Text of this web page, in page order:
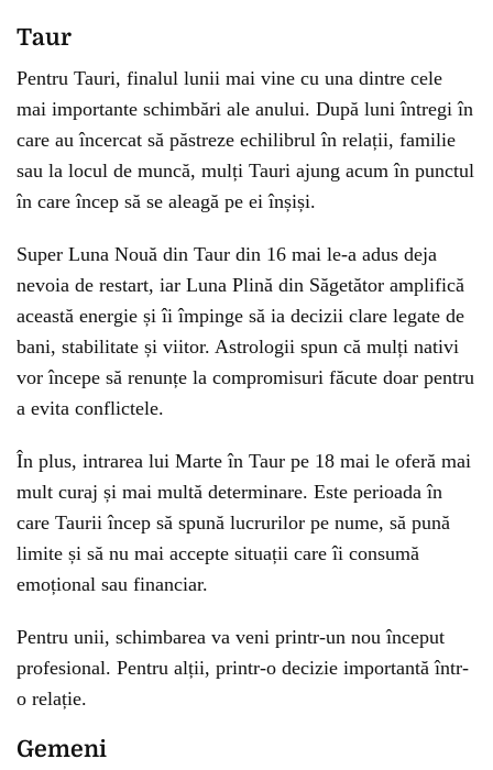
Taur
Pentru Tauri, finalul lunii mai vine cu una dintre cele
mai importante schimbări ale anului. După luni întregi în
care au încercat să păstreze echilibrul în relații, familie
sau la locul de muncă, mulți Tauri ajung acum în punctul
în care încep să se aleagă pe ei înșiși.
Super Luna Nouă din Taur din 16 mai le-a adus deja
nevoia de restart, iar Luna Plină din Săgetător amplifică
această energie și îi împinge să ia decizii clare legate de
bani, stabilitate și viitor. Astrologii spun că mulți nativi
vor începe să renunțe la compromisuri făcute doar pentru
a evita conflictele.
În plus, intrarea lui Marte în Taur pe 18 mai le oferă mai
mult curaj și mai multă determinare. Este perioada în
care Taurii încep să spună lucrurilor pe nume, să pună
limite și să nu mai accepte situații care îi consumă
emoțional sau financiar.
Pentru unii, schimbarea va veni printr-un nou început
profesional. Pentru alții, printr-o decizie importantă într-
o relație.
Gemeni